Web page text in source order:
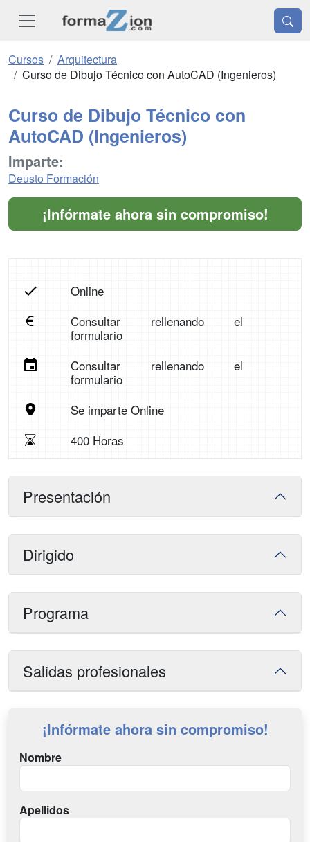
Cursos
Arquitectura
Curso de Dibujo Técnico con AutoCAD (Ingenieros)
Curso de Dibujo Técnico con
AutoCAD (Ingenieros)
Imparte:
Deusto Formación
¡Infórmate ahora sin compromiso!
Online
Consultar rellenando el
formulario
Consultar rellenando el
formulario
Se imparte Online
400 Horas
Presentación
Dirigido
Programa
Salidas profesionales
¡Infórmate ahora sin compromiso!
Nombre
Apellidos